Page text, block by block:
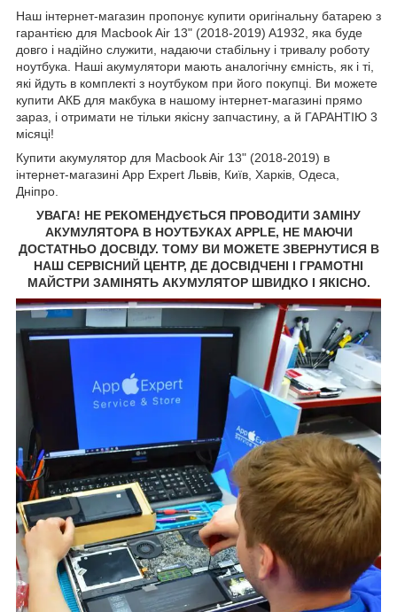
Наш інтернет-магазин пропонує купити оригінальну батарею з
гарантією для Macbook Air 13" (2018-2019) A1932, яка буде
довго і надійно служити, надаючи стабільну і тривалу роботу
ноутбука. Наші акумулятори мають аналогічну ємність, як і ті,
які йдуть в комплекті з ноутбуком при його покупці. Ви можете
купити АКБ для макбука в нашому інтернет-магазині прямо
зараз, і отримати не тільки якісну запчастину, а й ГАРАНТІЮ 3
місяці!
Купити акумулятор для Macbook Air 13" (2018-2019) в
інтернет-магазині App Expert Львів, Київ, Харків, Одеса,
Дніпро.
УВАГА! НЕ РЕКОМЕНДУЄТЬСЯ ПРОВОДИТИ ЗАМІНУ
АКУМУЛЯТОРА В НОУТБУКАХ APPLE, НЕ МАЮЧИ
ДОСТАТНЬО ДОСВІДУ. ТОМУ ВИ МОЖЕТЕ ЗВЕРНУТИСЯ В
НАШ СЕРВІСНИЙ ЦЕНТР, ДЕ ДОСВІДЧЕНІ І ГРАМОТНІ
МАЙСТРИ ЗАМІНЯТЬ АКУМУЛЯТОР ШВИДКО І ЯКІСНО.